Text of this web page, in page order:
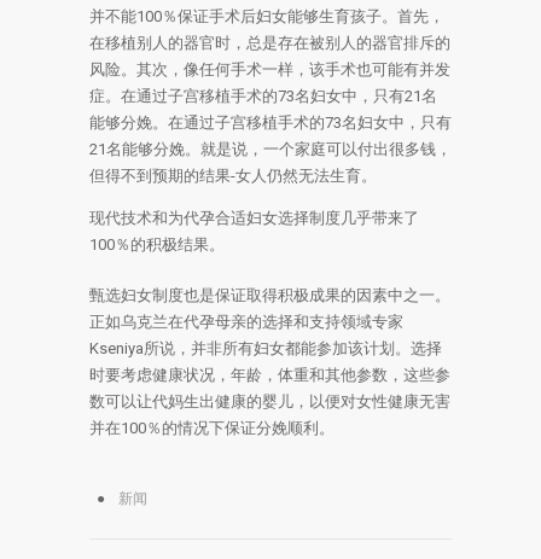
并不能100％保证手术后妇女能够生育孩子。首先，
在移植别人的器官时，总是存在被别人的器官排斥的
风险。其次，像任何手术一样，该手术也可能有并发
症。在通过子宫移植手术的73名妇女中，只有21名
能够分娩。在通过子宫移植手术的73名妇女中，只有
21名能够分娩。就是说，一个家庭可以付出很多钱，
但得不到预期的结果-女人仍然无法生育。
现代技术和为代孕合适妇女选择制度几乎带来了
100％的积极结果。
甄选妇女制度也是保证取得积极成果的因素中之一。
正如乌克兰在代孕母亲的选择和支持领域专家
Kseniya所说，并非所有妇女都能参加该计划。选择
时要考虑健康状况，年龄，体重和其他参数，这些参
数可以让代妈生出健康的婴儿，以便对女性健康无害
并在100％的情况下保证分娩顺利。
新闻